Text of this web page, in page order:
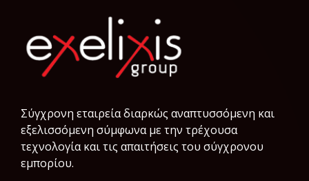
Σύγχρονη εταιρεία διαρκώς αναπτυσσόμενη και
εξελισσόμενη σύμφωνα µε την τρέχουσα
τεχνολογία και τις απαιτήσεις του σύγχρονου
εμπορίου.